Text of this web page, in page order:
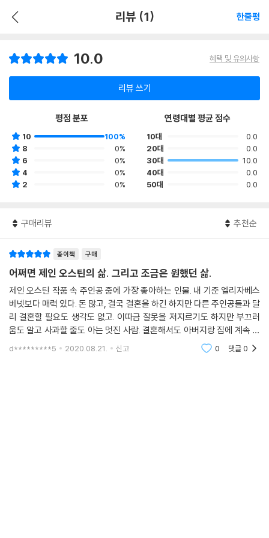
리뷰 (1) 한줄평
10.0 혜택 및 유의사항
리뷰 쓰기
평점 분포
10
100%
8
0%
6
0%
4
0%
2
0%
연령대별 평균 점수
10대
0.0
20대
0.0
30대
10.0
40대
0.0
50대
0.0
구매리뷰 추천순
종이책 구매
어쩌면 제인 오스틴의 삶. 그리고 조금은 원했던 삶.
제인 오스틴 작품 속 주인공 중에 가장 좋아하는 인물. 내 기준 엘리자베스
베넷보다 매력 있다. 돈 많고, 결국 결혼을 하긴 하지만 다른 주인공들과 달
리 결혼할 필요도 생각도 없고. 이따금 잘못을 저지르기도 하지만 부끄러
움도 알고 사과할 줄도 아는 멋진 사람. 결혼해서도 아버지랑 집에 계속 같
이 살게 된 것도 너무 좋다.제인 오스틴도 에마를 가장 좋아한다고 했지. 제
d*********5 2020.08.21. 신고 0 댓글0